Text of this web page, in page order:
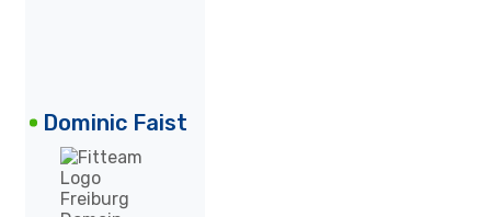
Dominic Faist